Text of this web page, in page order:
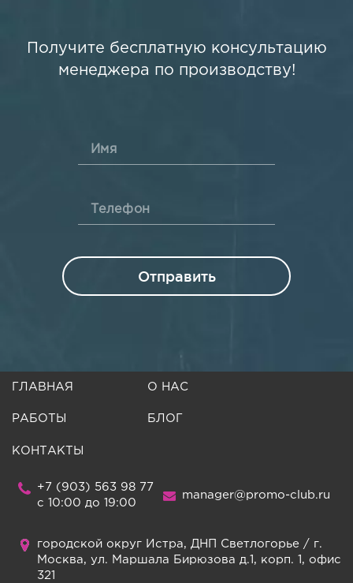
Получите бесплатную консультацию
менеджера по производству!
Имя
Телефон
Отправить
ГЛАВНАЯ О НАС
РАБОТЫ БЛОГ
КОНТАКТЫ
+7 (903) 563 98 77
c 10:00 до 19:00
manager@promo-club.ru
городской округ Истра, ДНП Светлогорье / г.
Москва, ул. Маршала Бирюзова д.1, корп. 1, офис
321